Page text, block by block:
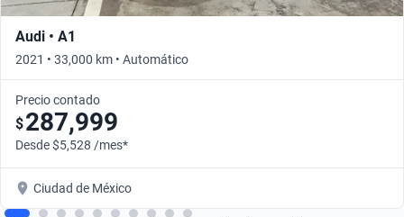
Audi • A1
2021 • 33,000 km • Automático
Precio contado
$287,999
Desde $5,528 /mes*
Ciudad de México